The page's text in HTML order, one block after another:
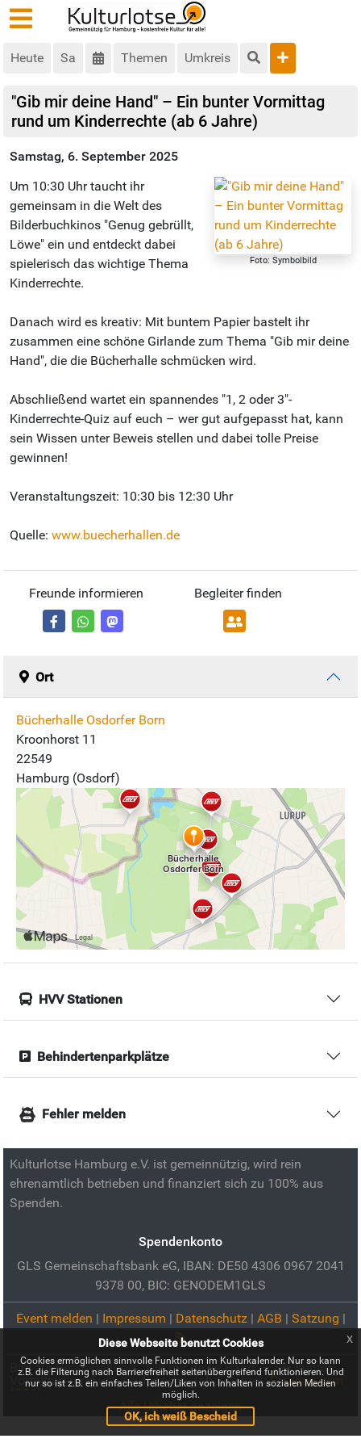
Heute Sa Themen Umkreis
"Gib mir deine Hand" – Ein bunter Vormittag
rund um Kinderrechte (ab 6 Jahre)
Samstag, 6. September 2025
Foto: Symbolbild
Um 10:30 Uhr taucht ihr
gemeinsam in die Welt des
Bilderbuchkinos "Genug gebrüllt,
Löwe" ein und entdeckt dabei
spielerisch das wichtige Thema
Kinderrechte.
Danach wird es kreativ: Mit buntem Papier bastelt ihr
zusammen eine schöne Girlande zum Thema "Gib mir deine
Hand", die die Bücherhalle schmücken wird.
Abschließend wartet ein spannendes "1, 2 oder 3"-
Kinderrechte-Quiz auf euch – wer gut aufgepasst hat, kann
sein Wissen unter Beweis stellen und dabei tolle Preise
gewinnen!
Veranstaltungszeit: 10:30 bis 12:30 Uhr
Quelle: www.buecherhallen.de
Freunde informieren Begleiter finden
Ort
Bücherhalle Osdorfer Born
Kroonhorst 11
22549
Hamburg (Osdorf)
HVV Stationen
Behindertenparkplätze
Fehler melden
Kulturlotse Hamburg e.V. ist gemeinnützig, wird rein
ehrenamtlich betrieben und finanziert sich zu 100% aus
Spenden.
Spendenkonto
GLS Gemeinschaftsbank eG, IBAN: DE50 4306 0967 2041
9378 00, BIC: GENODEM1GLS
Event melden | Impressum | Datenschutz| AGB | Satzung |
Bild zur Veranstaltung:"Gib mir deine Hand" – Ein bunter
Vormittag rund um Kinderrechte (ab 6 Jahre):Pixabay.com
Alle Urheber anzeigen
Diese Webseite benutzt Cookies
Cookies ermöglichen sinnvolle Funktionen im Kulturkalender. Nur so kann
z.B. die Filterung nach Barrierefreiheit seitenübergreifend funktionieren. Und
nur so ist z.B. ein einfaches Teilen/Liken von Inhalten in sozialen Medien
möglich.
OK, ich weiß Bescheid
x